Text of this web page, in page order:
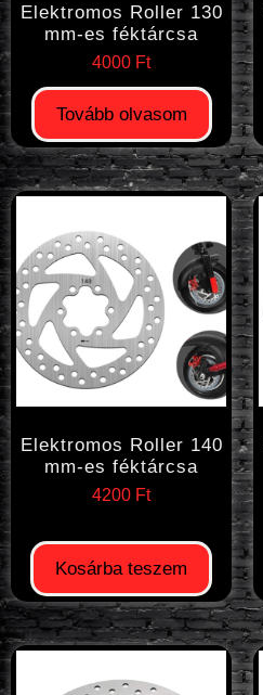
Elektromos Roller 130
mm-es féktárcsa
4000 Ft
Tovább olvasom
Elektromos Roller 140
mm-es féktárcsa
4200 Ft
Kosárba teszem